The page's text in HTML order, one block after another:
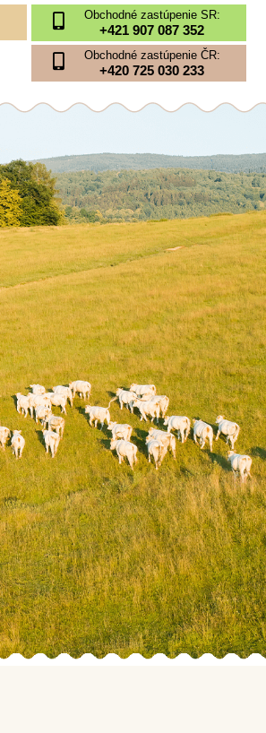
Obchodné zastúpenie SR:
+421 907 087 352
Obchodné zastúpenie ČR:
+420 725 030 233